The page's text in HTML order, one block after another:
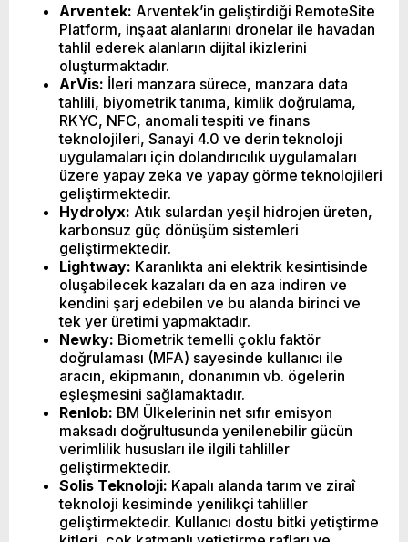
Arventek: Arventek’in geliştirdiği RemoteSite
Platform, inşaat alanlarını dronelar ile havadan
tahlil ederek alanların dijital ikizlerini
oluşturmaktadır.
ArVis: İleri manzara sürece, manzara data
tahlili, biyometrik tanıma, kimlik doğrulama,
RKYC, NFC, anomali tespiti ve finans
teknolojileri, Sanayi 4.0 ve derin teknoloji
uygulamaları için dolandırıcılık uygulamaları
üzere yapay zeka ve yapay görme teknolojileri
geliştirmektedir.
Hydrolyx: Atık sulardan yeşil hidrojen üreten,
karbonsuz güç dönüşüm sistemleri
geliştirmektedir.
Lightway: Karanlıkta ani elektrik kesintisinde
oluşabilecek kazaları da en aza indiren ve
kendini şarj edebilen ve bu alanda birinci ve
tek yer üretimi yapmaktadır.
Newky: Biometrik temelli çoklu faktör
doğrulaması (MFA) sayesinde kullanıcı ile
aracın, ekipmanın, donanımın vb. ögelerin
eşleşmesini sağlamaktadır.
Renlob: BM Ülkelerinin net sıfır emisyon
maksadı doğrultusunda yenilenebilir gücün
verimlilik hususları ile ilgili tahliller
geliştirmektedir.
Solis Teknoloji: Kapalı alanda tarım ve ziraî
teknoloji kesiminde yenilikçi tahliller
geliştirmektedir. Kullanıcı dostu bitki yetiştirme